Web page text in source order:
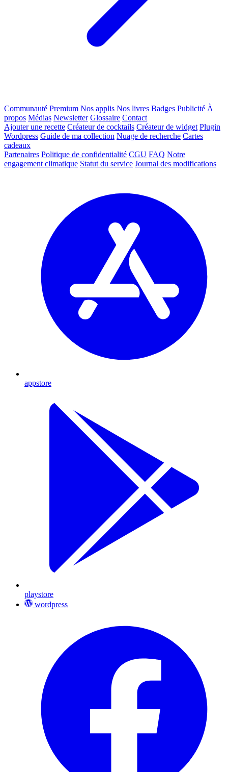
Communauté Premium Nos applis Nos livres Badges Publicité À
propos Médias Newsletter Glossaire Contact
Ajouter une recette Créateur de cocktails Créateur de widget Plugin
Wordpress Guide de ma collection Nuage de recherche Cartes
cadeaux
Partenaires Politique de confidentialité CGU FAQ Notre
engagement climatique Statut du service Journal des modifications
appstore
playstore
wordpress